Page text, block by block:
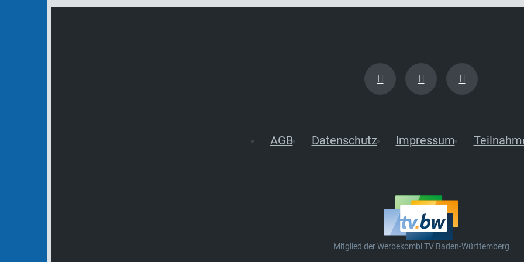
AGB Datenschutz Impressum
Mitglied der Werbekombi TV Baden-Württemberg